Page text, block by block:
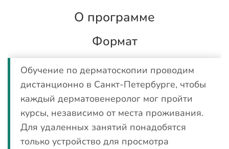
О программе
Формат
Обучение по дерматоскопии проводим
дистанционно в Санкт-Петербурге, чтобы
каждый дерматовенеролог мог пройти
курсы, независимо от места проживания.
Для удаленных занятий понадобятся
только устройство для просмотра